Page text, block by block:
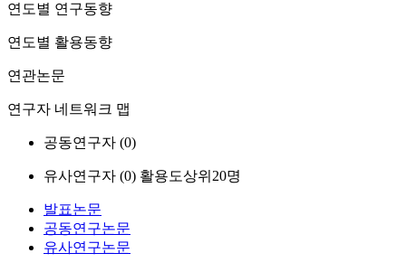
연도별 연구동향
연도별 활용동향
연관논문
연구자 네트워크 맵
공동연구자 (0)
유사연구자 (0) 활용도상위20명
발표논문
공동연구논문
유사연구논문